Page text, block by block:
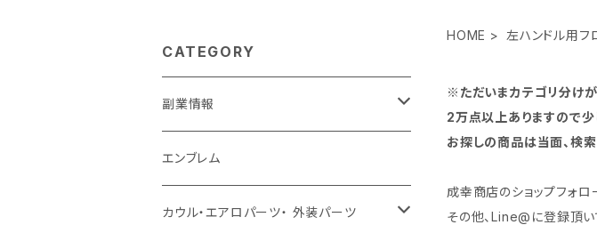
HOME 左ハンドル用フ
※ただいまカテゴリ分けが
2万点以上ありますので少
お探しの商品は当面、検
成幸商店のショップフォ
その他、Line@に登録頂
CATEGORY
副業情報
せどり
古着系
コンテンツビジネス
エンブレム
カウル・エアロパーツ・ 外装パーツ